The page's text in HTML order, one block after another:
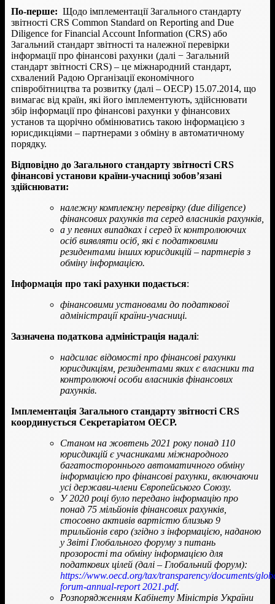
По-перше: Щодо імплементації Загального стандарту
звітності CRS Common Standard on Reporting and Due
Diligence for Financial Account Information (CRS) або
Загальний стандарт звітності та належної перевірки
інформації про фінансові рахунки (далі − Загальний
стандарт звітності CRS) – це міжнародний стандарт,
схвалений Радою Організації економічного
співробітництва та розвитку (далі – ОЕСР) 15.07.2014, що
вимагає від країн, які його імплементують, здійснювати
збір інформації про фінансові рахунки у фінансових
установ та щорічно обмінюватись такою інформацією з
юрисдикціями – партнерами з обміну в автоматичному
порядку.
Відповідно до Загального стандарту звітності CRS
фінансові установи країни-учасниці зобов’язані
здійснювати:
належну комплексну перевірку (due diligence)
фінансових рахунків та серед власників рахунків,
а у певних випадках і серед їх контролюючих
осіб виявляти осіб, які є податковими
резидентами інших юрисдикцій – партнерів з
обміну інформацією.
Інформація про такі рахунки подається:
фінансовими установами до податкової
адміністрації країни-учасниці.
Зазначена податкова адміністрація надалі:
надсилає відомості про фінансові рахунки
юрисдикціям, резидентами яких є власники та
контролюючі особи власників фінансових
рахунків.
Імплементація Загального стандарту звітності CRS
координується Секретаріатом ОЕСР.
Станом на жовтень 2021 року понад 110
юрисдикцій є учасниками міжнародного
багатостороннього автоматичного обміну
інформацією про фінансові рахунки, включаючи
усі держави-члени Європейського Союзу.
У 2020 році було передано інформацію про
понад 75 мільйонів фінансових рахунків,
стосовно активів вартістю близько 9
трильйонів євро (згідно з інформацією, наданою
у Звіті Глобального форуму з питань
прозорості та обміну інформацією для
податкових цілей (далі – Глобальний форум):
https://www.oecd.org/tax/transparency/documents/
forum-annual-report 2021.pdf.
Розпорядженням Кабінету Міністрів України